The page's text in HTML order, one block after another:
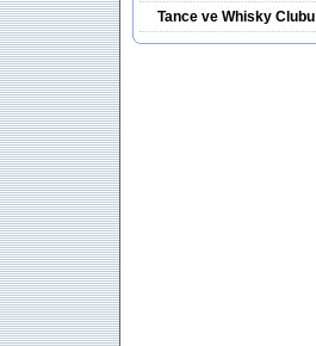
Tance ve Whisky Clubu